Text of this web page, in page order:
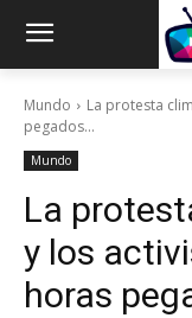
Mundo
La protesta
pegados...
Mundo
La
y los
horas